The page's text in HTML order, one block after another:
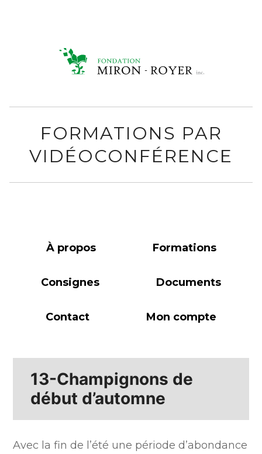
FORMATIONS PAR
VIDÉOCONFÉRENCE
À propos Formations
Consignes Documents
Contact Mon compte
13-Champignons de
début d’automne
Avec la fin de l’été une période d’abondance